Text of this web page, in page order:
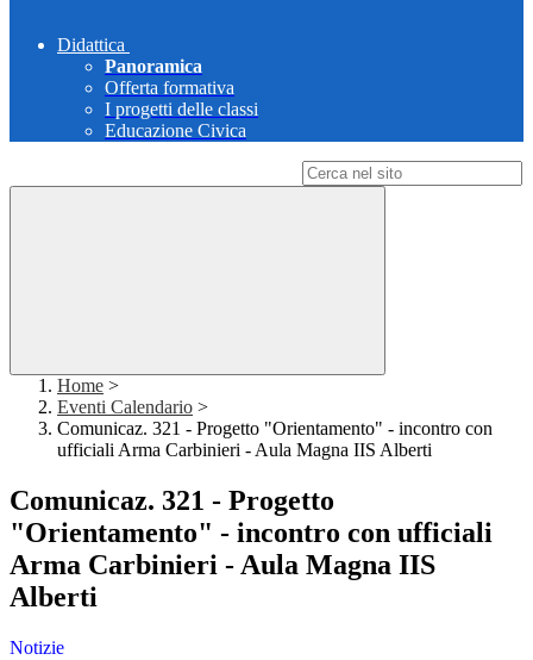
Didattica
Panoramica
Offerta formativa
I progetti delle classi
Educazione Civica
Home >
Eventi Calendario >
Comunicaz. 321 - Progetto "Orientamento" - incontro con
ufficiali Arma Carbinieri - Aula Magna IIS Alberti
Comunicaz. 321 - Progetto
"Orientamento" - incontro con ufficiali
Arma Carbinieri - Aula Magna IIS
Alberti
Notizie